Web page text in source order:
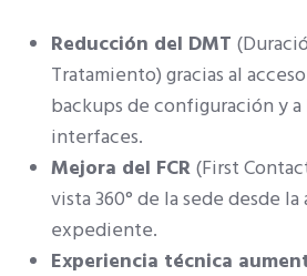
Reducción del DMT
Tratamiento) gracias al
backups de configuración y a
interfaces.
Mejora del FCR(First
vista 360° de la sede desde
expediente.
Experiencia técnica